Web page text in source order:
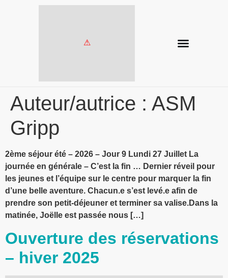
Auteur/autrice : ASM
Gripp
2ème séjour été – 2026 – Jour 9 Lundi 27 Juillet La
journée en générale – C’est la fin … Dernier réveil pour
les jeunes et l’équipe sur le centre pour marquer la fin
d’une belle aventure. Chacun.e s’est levé.e afin de
prendre son petit-déjeuner et terminer sa valise.Dans la
matinée, Joëlle est passée nous […]
Ouverture des réservations
– hiver 2025